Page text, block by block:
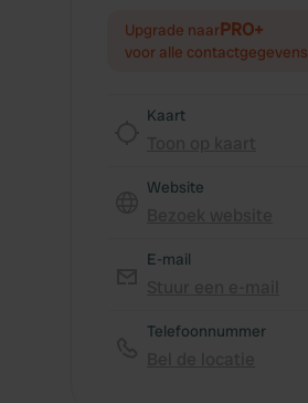
Upgrade naarPRO+
voor alle contactgegevens
Kaart
Website
E-mail
Telefoonnummer